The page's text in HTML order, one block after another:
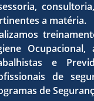
a matéria.
e
de
de